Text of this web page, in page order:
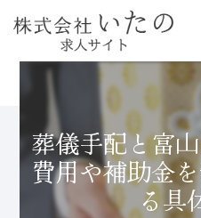
葬儀手配と富
費用や補助金
る具